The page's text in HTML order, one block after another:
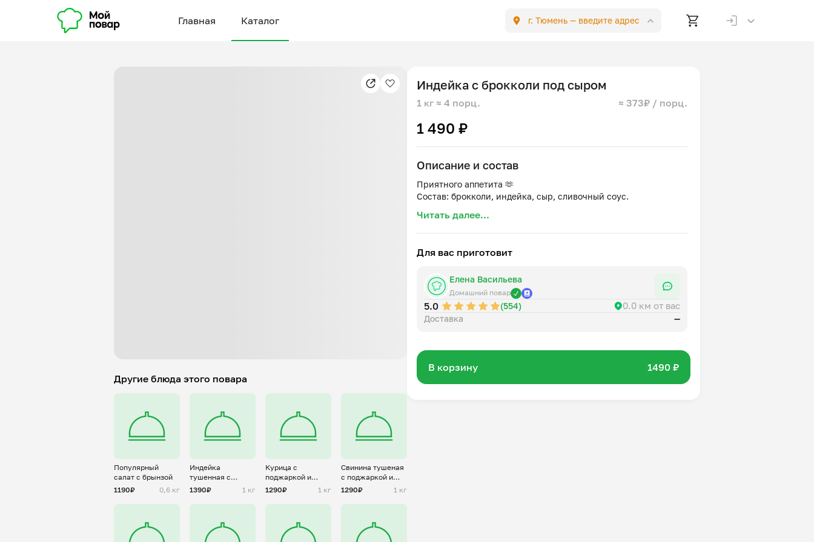
Главная Каталог г. Тюмень — введите адрес
Другие блюда этого повара
Популярный
салат с брынзой
1190₽
0,6 кг
Индейка
тушенная с
зажаркой и
1390₽ 1 кг
Курица с
поджаркой и
овощами
1290₽ 1 кг
Свинина тушеная
с поджаркой и
овощами
1290₽ 1 кг
Индейка с брокколи под сыром
1 кг ≈ 4 порц. ≈ 373₽ / порц.
1 490 ₽
Описание и состав
Приятного аппетита 🫶
Читать далее...
Для вас приготовит
Елена Васильева
Домашний повар
5.0 (554) 0.0 км от вас
Доставка —
В корзину 1490 ₽